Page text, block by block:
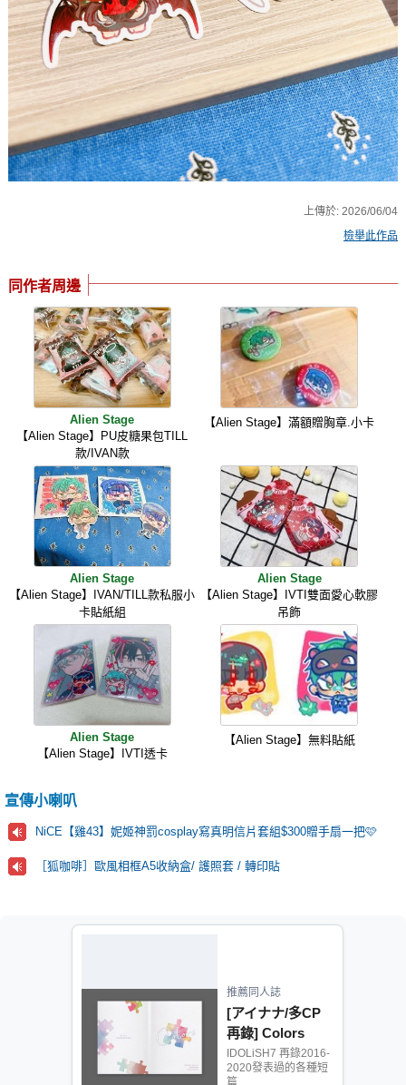
上傳於: 2026/06/04
檢舉此作品
同作者周邊
Alien Stage
【Alien Stage】PU皮糖果包TILL
款/IVAN款
【Alien Stage】滿額贈胸章.小卡
Alien Stage
【Alien Stage】IVAN/TILL款私服小
卡貼紙組
Alien Stage
【Alien Stage】IVTI雙面愛心軟膠
吊飾
Alien Stage
【Alien Stage】IVTI透卡
【Alien Stage】無料貼紙
宣傳小喇叭
NiCE【雞43】妮姬神罰cosplay寫真明信片套組$300贈手扇一把🩷
［狐咖啡］歐風相框A5收納盒/ 護照套 / 轉印貼
推薦同人誌
[アイナナ/多CP
再錄] Colors
IDOLiSH7 再錄2016-
2020發表過的各種短
篇